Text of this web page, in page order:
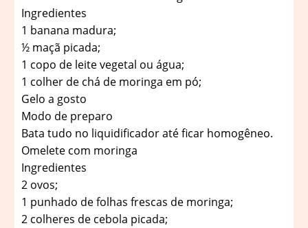
Ingredientes
1 banana madura;
½ maçã picada;
1 copo de leite vegetal ou água;
1 colher de chá de moringa em pó;
Gelo a gosto
Modo de preparo
Bata tudo no liquidificador até ficar homogêneo.
Omelete com moringa
Ingredientes
2 ovos;
1 punhado de folhas frescas de moringa;
2 colheres de cebola picada;